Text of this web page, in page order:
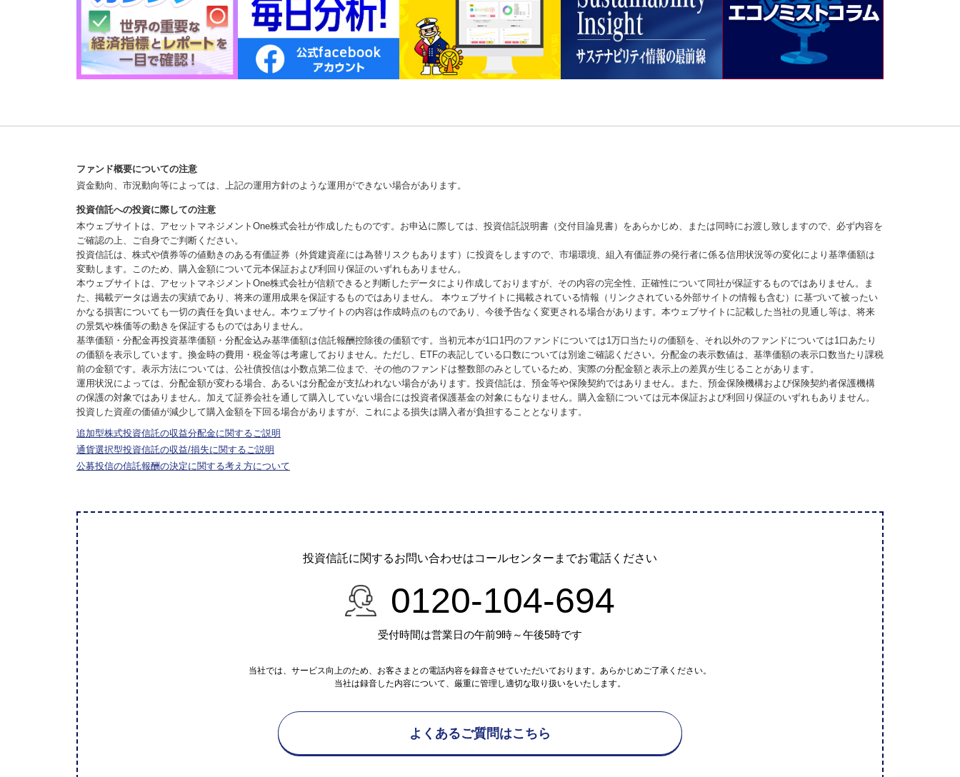
ファンド概要についての注意
資金動向、市況動向等によっては、上記の運用方針のような運用ができない場合があります。
投資信託への投資に際しての注意
本ウェブサイトは、アセットマネジメントOne株式会社が作成したものです。お申込に際しては、投資信託説明書（交付目論見書）をあらかじめ、または同時にお渡し致しますので、必ず内容を
ご確認の上、ご自身でご判断ください。
投資信託は、株式や債券等の値動きのある有価証券（外貨建資産には為替リスクもあります）に投資をしますので、市場環境、組入有価証券の発行者に係る信用状況等の変化により基準価額は
変動します。このため、購入金額について元本保証および利回り保証のいずれもありません。
本ウェブサイトは、アセットマネジメントOne株式会社が信頼できると判断したデータにより作成しておりますが、その内容の完全性、正確性について同社が保証するものではありません。ま
た、掲載データは過去の実績であり、将来の運用成果を保証するものではありません。 本ウェブサイトに掲載されている情報（リンクされている外部サイトの情報も含む）に基づいて被ったい
かなる損害についても一切の責任を負いません。本ウェブサイトの内容は作成時点のものであり、今後予告なく変更される場合があります。本ウェブサイトに記載した当社の見通し等は、将来
の景気や株価等の動きを保証するものではありません。
基準価額・分配金再投資基準価額・分配金込み基準価額は信託報酬控除後の価額です。当初元本が1口1円のファンドについては1万口当たりの価額を、それ以外のファンドについては1口あたり
の価額を表示しています。換金時の費用・税金等は考慮しておりません。ただし、ETFの表記している口数については別途ご確認ください。分配金の表示数値は、基準価額の表示口数当たり課税
前の金額です。表示方法については、公社債投信は小数点第二位まで、その他のファンドは整数部のみとしているため、実際の分配金額と表示上の差異が生じることがあります。
運用状況によっては、分配金額が変わる場合、あるいは分配金が支払われない場合があります。投資信託は、預金等や保険契約ではありません。また、預金保険機構および保険契約者保護機構
の保護の対象ではありません。加えて証券会社を通して購入していない場合には投資者保護基金の対象にもなりません。購入金額については元本保証および利回り保証のいずれもありません。
投資した資産の価値が減少して購入金額を下回る場合がありますが、これによる損失は購入者が負担することとなります。
追加型株式投資信託の収益分配金に関するご説明
通貨選択型投資信託の収益/損失に関するご説明
公募投信の信託報酬の決定に関する考え方について
投資信託に関するお問い合わせはコールセンターまでお電話ください
0120-104-694
受付時間は営業日の午前9時～午後5時です
当社では、サービス向上のため、お客さまとの電話内容を録音させていただいております。あらかじめご了承ください。
当社は録音した内容について、厳重に管理し適切な取り扱いをいたします。
よくあるご質問はこちら